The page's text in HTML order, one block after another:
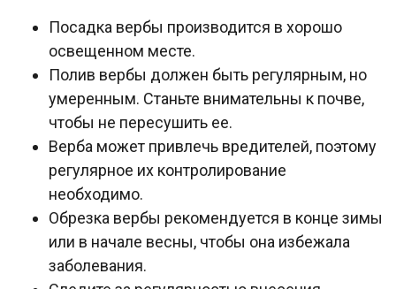
Посадка вербы производится в хорошо
освещенном месте.
Полив вербы должен быть регулярным, но
умеренным. Станьте внимательны к почве,
чтобы не пересушить ее.
Верба может привлечь вредителей, поэтому
регулярное их контролирование
необходимо.
Обрезка вербы рекомендуется в конце зимы
или в начале весны, чтобы она избежала
заболевания.